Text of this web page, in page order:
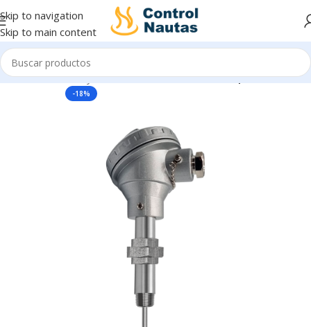
Skip to navigation
Skip to main content
Inicio Sensores y Transmisores Sensores Temperatura
-18%